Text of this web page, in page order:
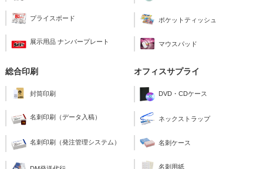
プライスボード
展示用品 ナンバープレート
ポケットティッシュ
マウスパッド
総合印刷
封筒印刷
名刺印刷（データ入稿）
名刺印刷（発注管理システム）
オフィスサプライ
DVD・CDケース
ネックストラップ
名刺ケース
名刺用紙